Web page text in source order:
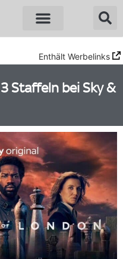
Enthält Werbelinks
Staffeln bei Sky &